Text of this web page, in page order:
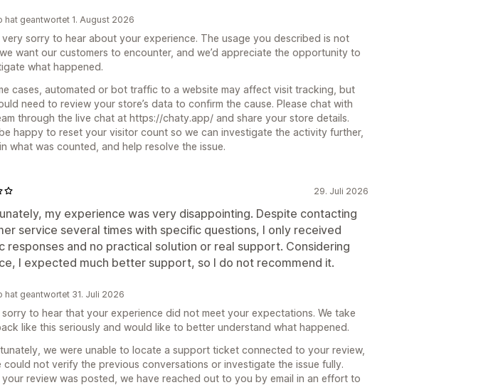
hat geantwortet 1. August 2026
very sorry to hear about your experience. The usage you described is not
want our customers to encounter, and we’d appreciate the opportunity to
what happened.
cases, automated or bot traffic to a website may affect visit tracking, but
need to review your store’s data to confirm the cause. Please chat with
through the live chat at https://chaty.app/ and share your store details.
be happy to reset your visitor count so we can investigate the activity further,
what was counted, and help resolve the issue.
29. Juli 2026
my experience was very disappointing. Despite contacting
service several times with specific questions, I only received
responses and no practical solution or real support. Considering
I expected much better support, so I do not recommend it.
hat geantwortet 31. Juli 2026
sorry to hear that your experience did not meet your expectations. We take
like this seriously and would like to better understand what happened.
we were unable to locate a support ticket connected to your review,
could not verify the previous conversations or investigate the issue fully.
your review was posted, we have reached out to you by email in an effort to